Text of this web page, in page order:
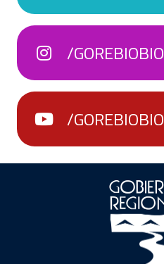
/GOREBIOBIO
/GOREBIOBIO